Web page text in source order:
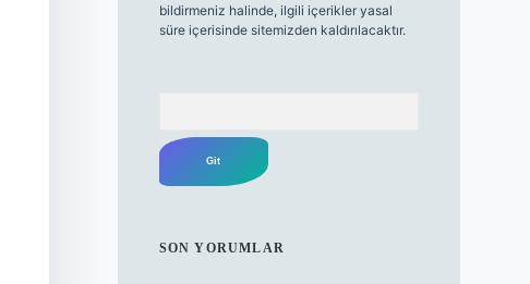
bildirmeniz halinde, ilgili içerikler yasal
süre içerisinde sitemizden kaldırılacaktır.
SON YORUMLAR